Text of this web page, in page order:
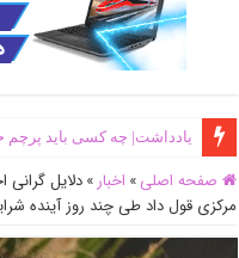
یادداشت| ‌چه کسی باید پرچم
صفحه اصلی » اخبار » دلایل گرانی
مرکزی قول داد طی چند روز آینده